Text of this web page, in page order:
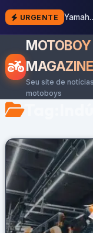
URGENTE Yamaha investe R$ 15
MOTOBOY
MAGAZINE
Seu site de
motoboys
Tag: